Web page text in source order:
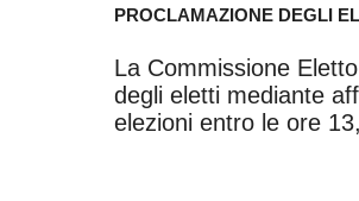
PROCLAMAZIONE DEGLI
La Commissione
degli eletti mediante
elezioni entro le ore